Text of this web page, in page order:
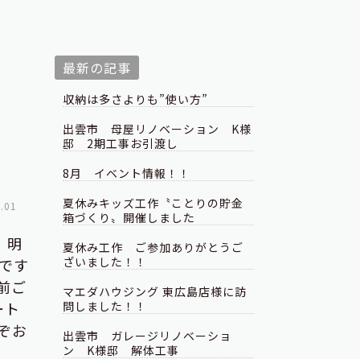
明
す
ご
お
最新の記事
収納は多さよりも”使い方”
出雲市 母屋リノベーション K様
邸 2期工事お引渡し
8月 イベント情報！！
夏休みキッズ工作〝ことりの貯金
箱づくり〟開催しました
夏休み工作 ご参加ありがとうご
ざいました！！
マエダハウジング 東広島店様に訪
問しました！！
出雲市 ガレージリノベーショ
ン K様邸 解体工事